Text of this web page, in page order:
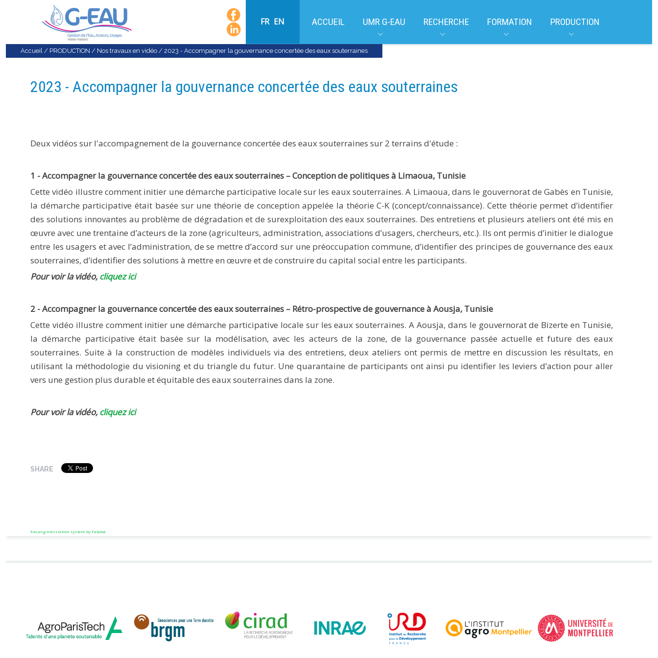
FR EN ACCUEIL UMR G-EAU RECHERCHE FORMATION PRODUCTION
Accueil / PRODUCTION / Nos travaux en vidéo / 2023 - Accompagner la gouvernance concertée des eaux souterraines
2023 - Accompagner la gouvernance concertée des eaux souterraines
Deux vidéos sur l'accompagnement de la gouvernance concertée des eaux souterraines sur 2 terrains d'étude :
1 - Accompagner la gouvernance concertée des eaux souterraines – Conception de politiques à Limaoua, Tunisie
Cette vidéo illustre comment initier une démarche participative locale sur les eaux souterraines. A Limaoua, dans le gouvernorat de Gabès en Tunisie,
la démarche participative était basée sur une théorie de conception appelée la théorie C-K (concept/connaissance). Cette théorie permet d’identifier
des solutions innovantes au problème de dégradation et de surexploitation des eaux souterraines. Des entretiens et plusieurs ateliers ont été mis en
œuvre avec une trentaine d’acteurs de la zone (agriculteurs, administration, associations d’usagers, chercheurs, etc.). Ils ont permis d’initier le dialogue
entre les usagers et avec l’administration, de se mettre d’accord sur une préoccupation commune, d’identifier des principes de gouvernance des eaux
souterraines, d’identifier des solutions à mettre en œuvre et de construire du capital social entre les participants.
Pour voir la vidéo,cliquez ici
2 - Accompagner la gouvernance concertée des eaux souterraines – Rétro-prospective de gouvernance à Aousja, Tunisie
Cette vidéo illustre comment initier une démarche participative locale sur les eaux souterraines. A Aousja, dans le gouvernorat de Bizerte en Tunisie,
la démarche participative était basée sur la modélisation, avec les acteurs de la zone, de la gouvernance passée actuelle et future des eaux
souterraines. Suite à la construction de modèles individuels via des entretiens, deux ateliers ont permis de mettre en discussion les résultats, en
utilisant la méthodologie du visioning et du triangle du futur. Une quarantaine de participants ont ainsi pu identifier les leviers d’action pour aller
vers une gestion plus durable et équitable des eaux souterraines dans la zone.
Pour voir la vidéo,cliquez ici
SHARE
FaLang translation system by Faboba